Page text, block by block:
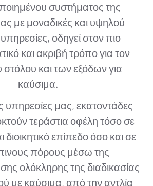
συστήματος της
με μοναδικές και υψηλού
οδηγεί στον πιο
και ακριβή τρόπο για τον
στόλου και των εξόδων για
καύσιμα.
υπηρεσίες μας, εκατοντάδες
τεράστια οφέλη τόσο σε
διοικητικό επίπεδο όσο και σε
πόρους μέσω της
ολόκληρης της διαδικασίας
με καύσιμα, από την αντλία